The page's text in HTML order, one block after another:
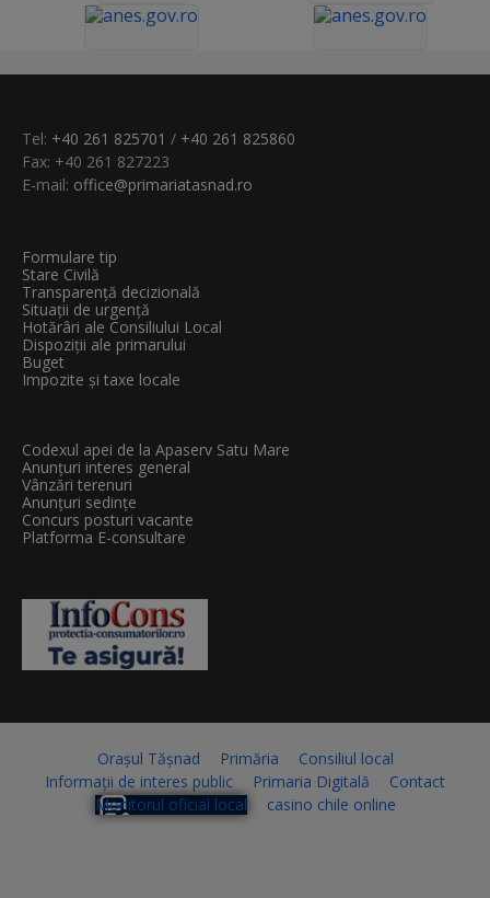
Tel: +40 261 825701 / +40 261 825860
Fax: +40 261 827223
E-mail: office@primariatasnad.ro
Formulare tip
Stare Civilă
Transparenţă decizională
Situații de urgență
Hotărâri ale Consiliului Local
Dispoziții ale primarului
Buget
Impozite și taxe locale
Codexul apei de la Apaserv Satu Mare
Anunțuri interes general
Vânzări terenuri
Anunțuri sedințe
Concurs posturi vacante
Platforma E-consultare
Orașul Tășnad Primăria
Consiliul local
Informații de interes public
Primaria Digitală
Contact
Monitorul oficial local
casino chile online